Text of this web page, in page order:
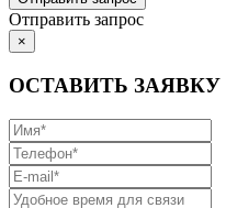
Отправить запрос
×
ОСТАВИТЬ ЗАЯВКУ